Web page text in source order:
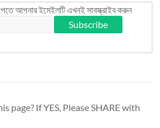
আপনার ইমেইলটি এখনই সাবস্ক্রাইব করুন
page? If YES, Please SHARE with